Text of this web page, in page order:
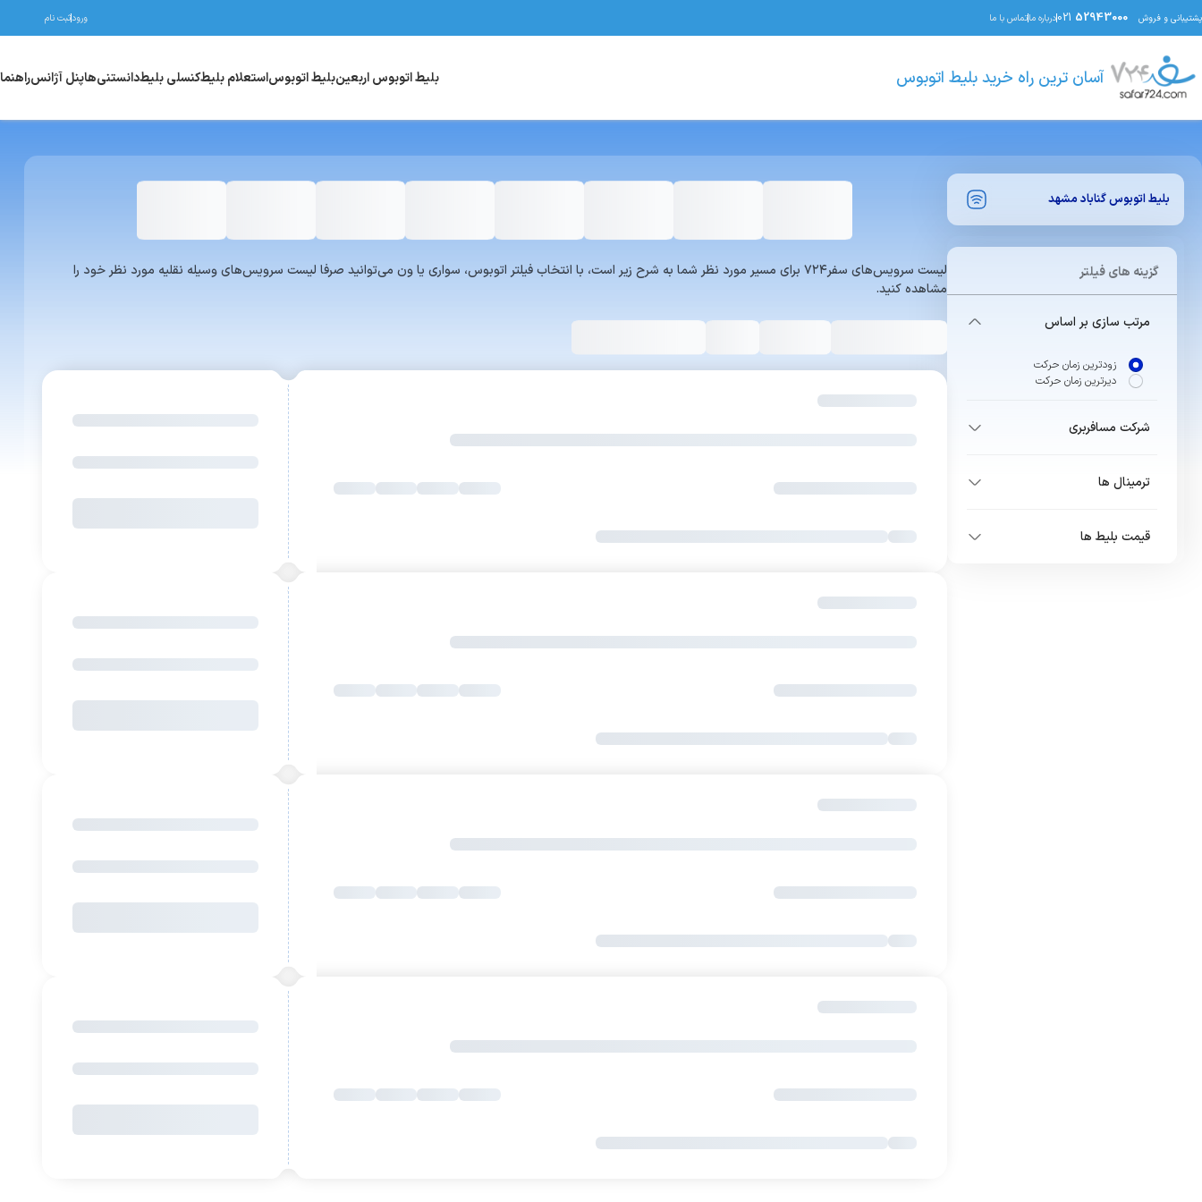
پشتیبانی و فروش 021 52943000 درباره ماتماس با ما ورودثبت نام
آسان ترین راه خرید بلیط اتوبوس بلیط اتوبوس اربعینبلیط اتوبوساستعلام بلیطکنسلی بلیطدانستنی‌هاپنل آژانسراهنما
بلیط اتوبوسگناباد مشهد
گزینه های فیلتر
مرتب سازی بر اساس
زودترین زمان حرکت
دیرترین زمان حرکت
شرکت مسافربری
ترمینال ها
قیمت بلیط ها
لیست سرویس‌های سفر۷۲۴ برای مسیر مورد نظر شما به شرح زیر است، با انتخاب فیلتر اتوبوس، سواری یا ون می‌توانید صرفا لیست سرویس‌های وسیله نقلیه مورد نظر خود را
مشاهده کنید.